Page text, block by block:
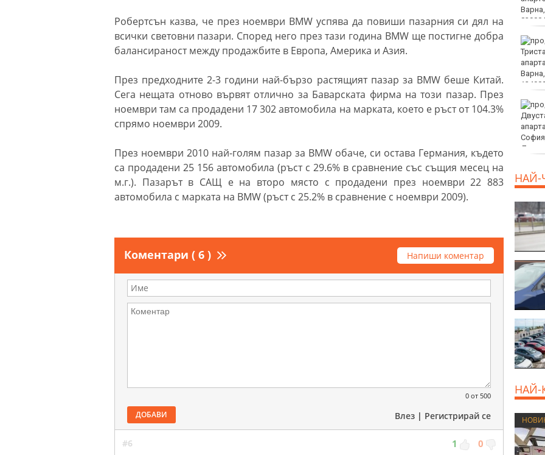
Робертсън казва, че през ноември BMW успява да повиши пазарния си дял на
всички световни пазари. Според него през тази година BMW ще постигне добра
балансираност между продажбите в Европа, Америка и Азия.
През предходните 2-3 години най-бързо растящият пазар за BMW беше Китай.
Сега нещата отново вървят отлично за Баварската фирма на този пазар. През
ноември там са продадени 17 302 автомобила на марката, което е ръст от 104.3%
спрямо ноември 2009.
През ноември 2010 най-голям пазар за BMW обаче, си остава Германия, където
са продадени 25 156 автомобила (ръст с 29.6% в сравнение със същия месец на
м.г.). Пазарът в САЩ е на второ място с продадени през ноември 22 883
автомобила с марката на BMW (ръст с 25.2% в сравнение с ноември 2009).
Коментари ( 6 ) Напиши коментар
0 от 500
ДОБАВИ Влез | Регистрирай се
#6 1 0
Хороскоп за 9 август
хеликоптери проведоха
НАЙ-
НАЙ-